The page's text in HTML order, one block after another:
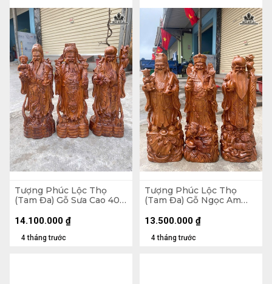
Tượng Phúc Lộc Thọ
(Tam Đa) Gỗ Sưa Cao 40
4 tháng trước
14.100.000 ₫
Tượng Phúc Lộc Thọ
(Tam Đa) Gỗ Ngọc Am
(cm)
4 tháng trước
13.500.000 ₫